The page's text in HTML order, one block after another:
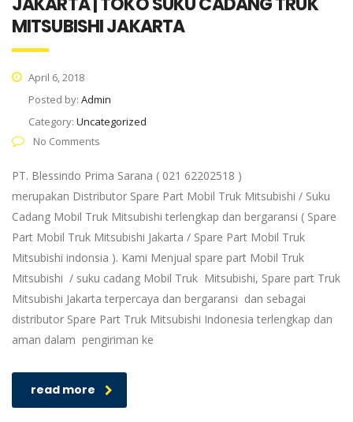
MITSUBISHI JAKARTA
April 6, 2018
Posted by: Admin
Category: Uncategorized
No Comments
PT. Blessindo Prima Sarana ( 021 62202518 )
merupakan Distributor Spare Part Mobil Truk Mitsubishi / Suku
Cadang Mobil Truk Mitsubishi terlengkap dan bergaransi ( Spare
Part Mobil Truk Mitsubishi Jakarta / Spare Part Mobil Truk
Mitsubishi indonsia ). Kami Menjual spare part Mobil Truk
Mitsubishi / suku cadang Mobil Truk Mitsubishi, Spare part Truk
Mitsubishi Jakarta terpercaya dan bergaransi dan sebagai
distributor Spare Part Truk Mitsubishi Indonesia terlengkap dan
aman dalam pengiriman ke
read more